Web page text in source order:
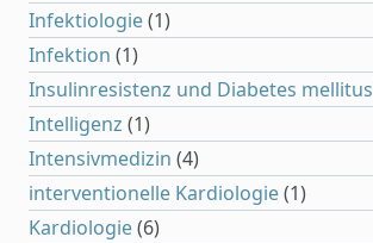
Infektiologie(1)
Infektion (1)
Insulinresistenz und Diabetes mellitus
Intelligenz (1)
Intensivmedizin (4)
interventionelle Kardiologie(1)
Kardiologie(6)